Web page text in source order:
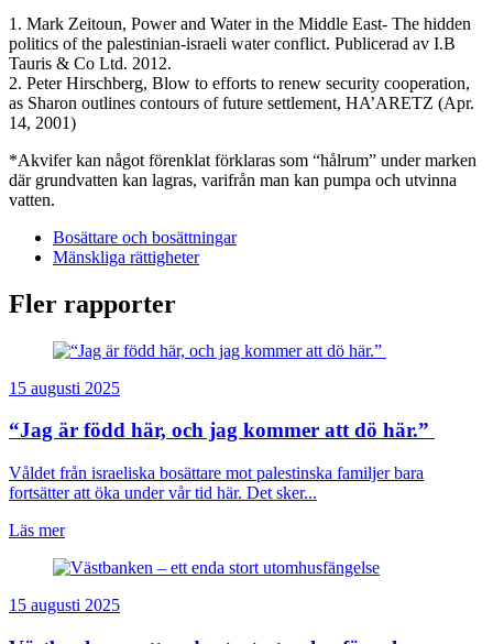
1. Mark Zeitoun, Power and Water in the Middle East- The hidden
politics of the palestinian-israeli water conflict. Publicerad av I.B
Tauris & Co Ltd. 2012.
2. Peter Hirschberg, Blow to efforts to renew security cooperation,
as Sharon outlines contours of future settlement, HA’ARETZ (Apr.
14, 2001)
*Akvifer kan något förenklat förklaras som “hålrum” under marken
där grundvatten kan lagras, varifrån man kan pumpa och utvinna
vatten.
Bosättare och bosättningar
Mänskliga rättigheter
Fler rapporter
15 augusti 2025
“Jag är född här, och jag kommer att dö här.”
Våldet från israeliska bosättare mot palestinska familjer bara
fortsätter att öka under vår tid här. Det sker...
Läs mer
15 augusti 2025